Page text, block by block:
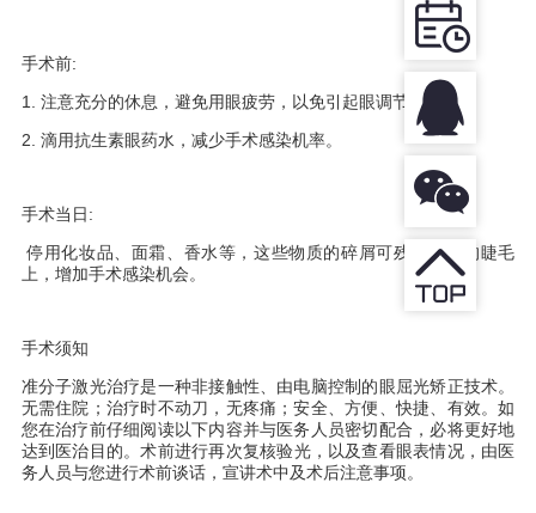
手术前:
1. 注意充分的休息，避免用眼疲劳，以免引起眼调节痉挛。
2. 滴用抗生素眼药水，减少手术感染机率。
手术当日:
停用化妆品、面霜、香水等，这些物质的碎屑可残留在您的睫毛
上，增加手术感染机会。
手术须知
准分子激光治疗是一种非接触性、由电脑控制的眼屈光矫正技术。
无需住院；治疗时不动刀，无疼痛；安全、方便、快捷、有效。如
您在治疗前仔细阅读以下内容并与医务人员密切配合，必将更好地
达到医治目的。术前进行再次复核验光，以及查看眼表情况， 由医
务人员与您进行术前谈话，宣讲术中及术后注意事项。